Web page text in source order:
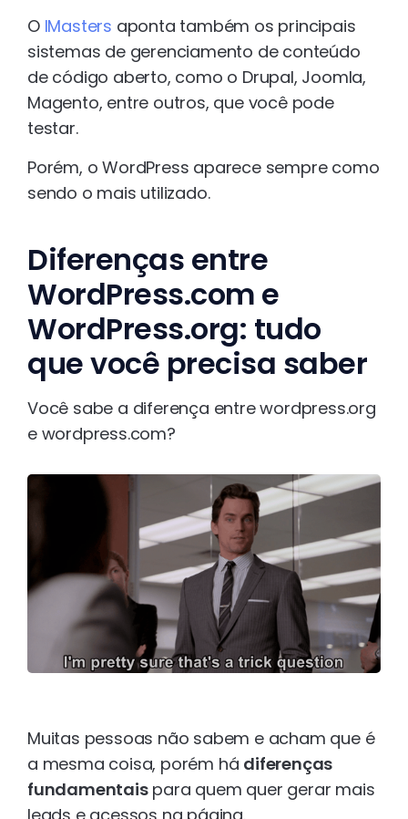
O IMasters aponta também os principais
sistemas de gerenciamento de conteúdo
de código aberto, como o Drupal, Joomla,
Magento, entre outros, que você pode
testar.
Porém, o WordPress aparece sempre como
sendo o mais utilizado.
Diferenças entre
WordPress.com e
WordPress.org: tudo
que você precisa saber
Você sabe a diferença entre wordpress.org
e wordpress.com?
Muitas pessoas não sabem e acham que é
a mesma coisa, porém há diferenças
fundamentaispara quem quer gerar mais